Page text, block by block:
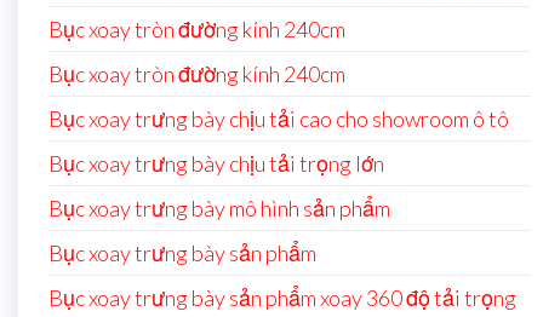
Bục xoay tròn đường kính 240cm
Bục xoay tròn đường kính 240cm
Bục xoay trưng bày chịu tải cao cho showroom ô tô
Bục xoay trưng bày chịu tải trọng lớn
Bục xoay trưng bày mô hình sản phẩm
Bục xoay trưng bày sản phẩm
Bục xoay trưng bày sản phẩm xoay 360 độ tải trọng